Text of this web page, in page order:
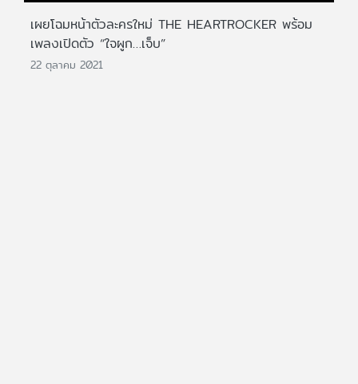
เผยโฉมหน้าตัวละครใหม่ THE HEARTROCKER พร้อม
เพลงเปิดตัว “ใจผูก…เจ็บ”
22 ตุลาคม 2021